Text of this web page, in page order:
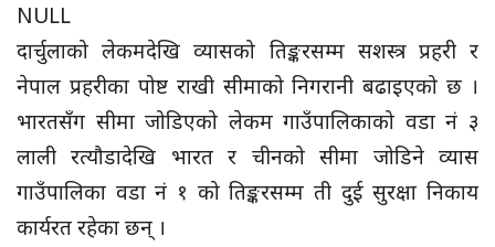
NULL
दार्चुलाको लेकमदेखि व्यासको तिङ्करसम्म सशस्त्र प्रहरी र
नेपाल प्रहरीका पोष्ट राखी सीमाको निगरानी बढाइएको छ ।
भारतसँग सीमा जोडिएको लेकम गाउँपालिकाको वडा नं ३
लाली रत्यौडादेखि भारत र चीनको सीमा जोडिने व्यास
गाउँपालिका वडा नं १ को तिङ्करसम्म ती दुई सुरक्षा निकाय
कार्यरत रहेका छन् ।